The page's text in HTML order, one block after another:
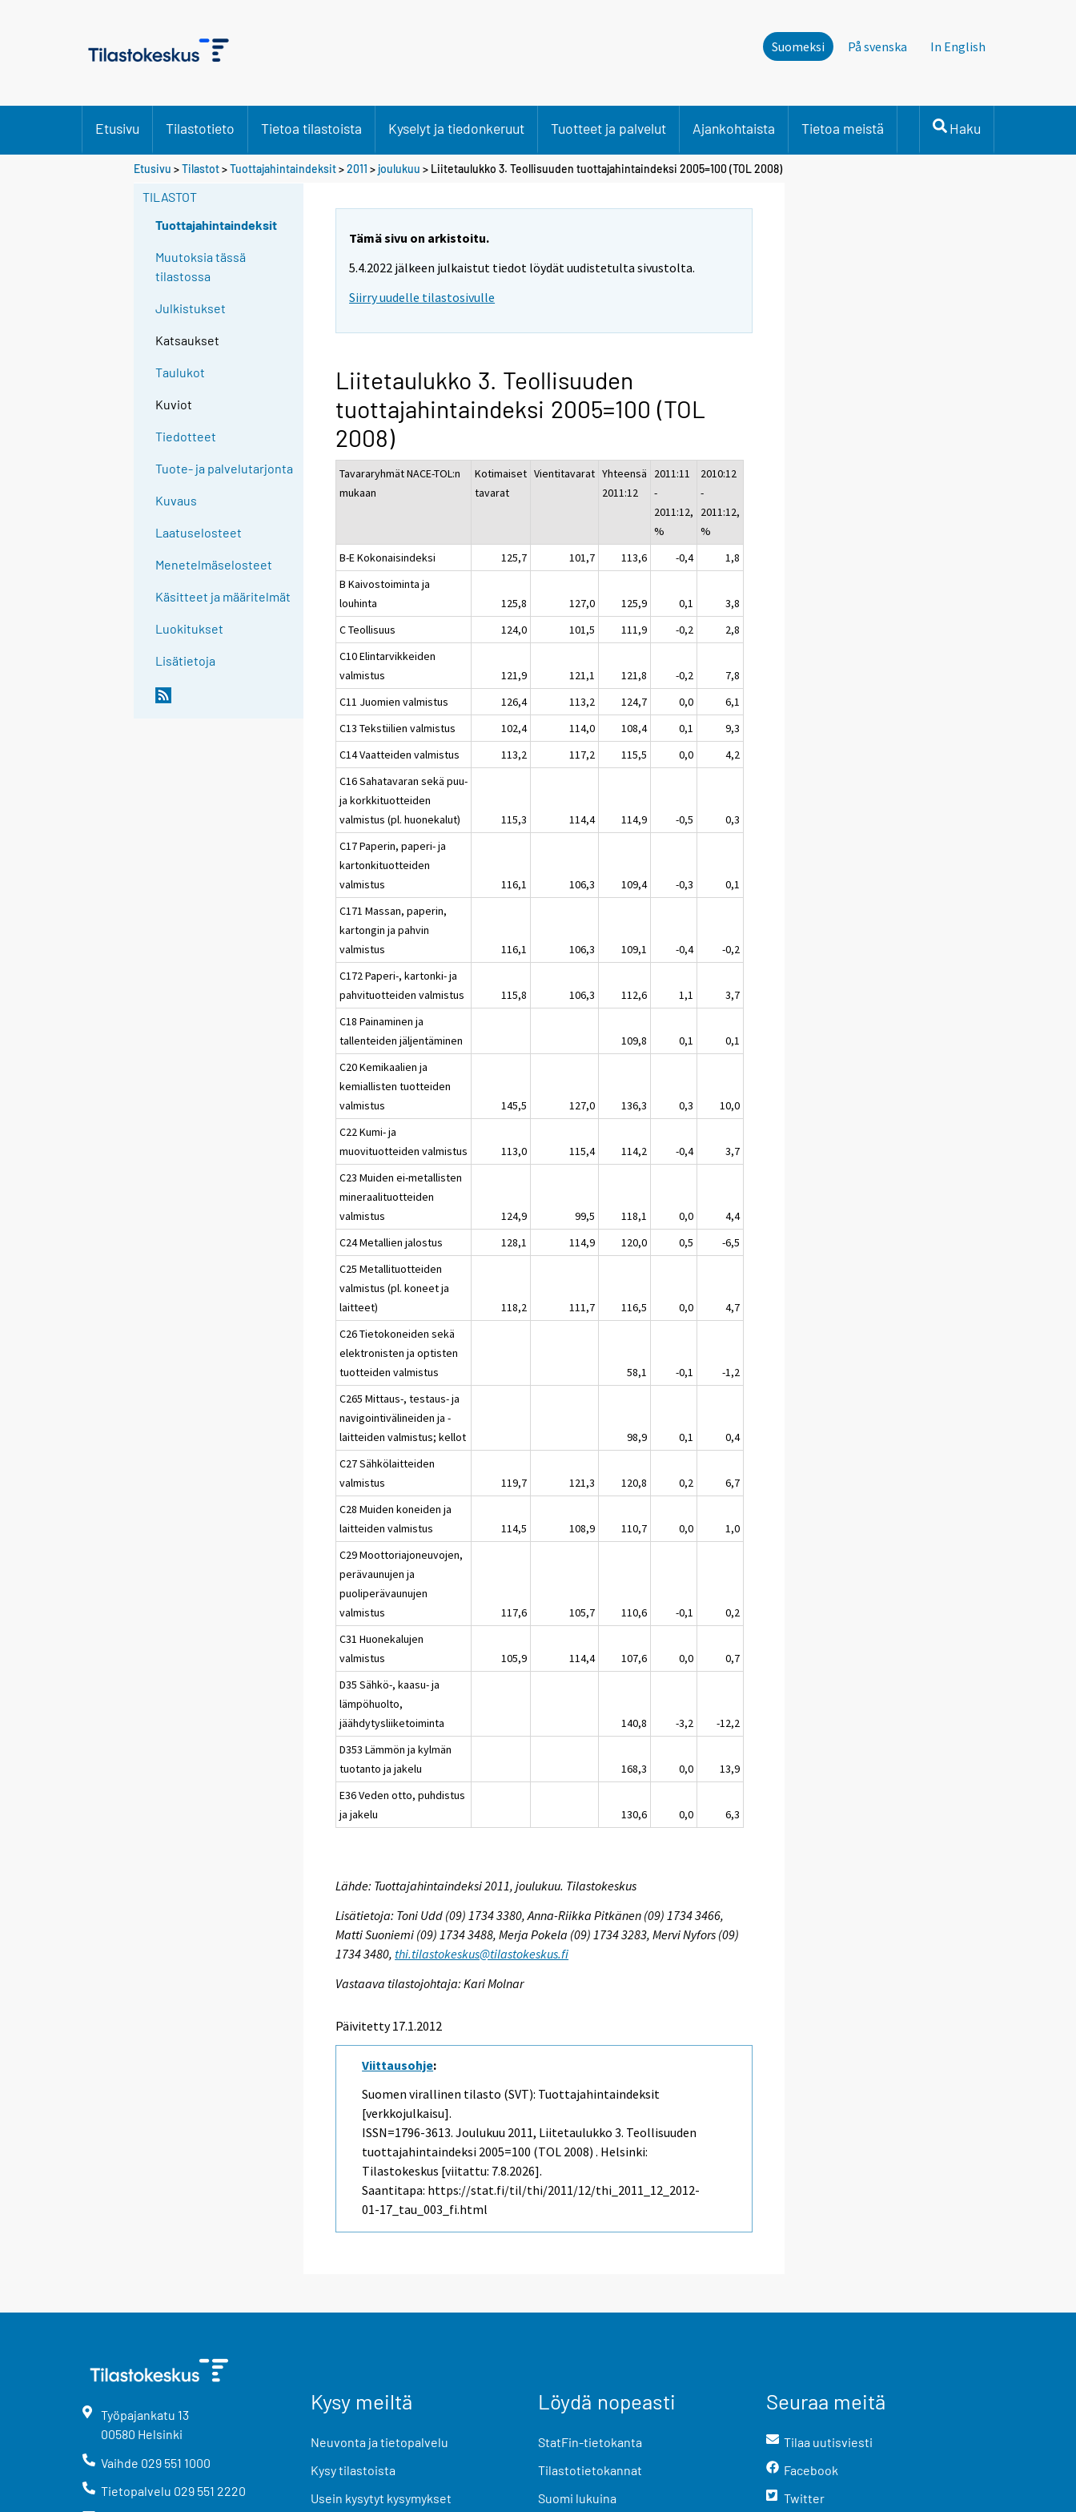
Suomeksi På svenska In English
Etusivu Tilastotieto Tietoa tilastoista Kyselyt ja tiedonkeruut Tuotteet ja palvelut Ajankohtaista Tietoa meistä Haku
Etusivu >Tilastot>Tuottajahintaindeksit>2011 > joulukuu > Liitetaulukko 3. Teollisuuden tuottajahintaindeksi 2005=100 (TOL 2008)
TILASTOT
Tuottajahintaindeksit
Muutoksia tässä
tilastossa
Julkistukset
Katsaukset
Taulukot
Kuviot
Tiedotteet
Tuote- ja palvelutarjonta
Kuvaus
Laatuselosteet
Menetelmäselosteet
Käsitteet ja määritelmät
Luokitukset
Lisätietoja
Tämä sivu on arkistoitu.
5.4.2022 jälkeen julkaistut tiedot löydät uudistetulta sivustolta.
Siirry uudelle tilastosivulle
Liitetaulukko 3. Teollisuuden
tuottajahintaindeksi 2005=100 (TOL
2008)
Tavararyhmät NACE-TOL:n
mukaan
Kotimaiset
tavarat
Vientitavarat Yhteensä
2011:12
2011:11
-
2011:12,
%
2010:12
-
2011:12,
%
B-E Kokonaisindeksi
125,7 101,7 113,6 -0,4
1,8
B Kaivostoiminta ja
louhinta
125,8 127,0 125,9 0,1
3,8
C Teollisuus
124,0 101,5 111,9 -0,2
2,8
C10 Elintarvikkeiden
valmistus
121,9 121,1 121,8 -0,2
7,8
C11 Juomien valmistus
126,4 113,2 124,7 0,0
6,1
C13 Tekstiilien valmistus
102,4 114,0 108,4 0,1
9,3
C14 Vaatteiden valmistus
113,2 117,2 115,5 0,0
4,2
C16 Sahatavaran sekä puu-
ja korkkituotteiden
valmistus (pl. huonekalut)
115,3 114,4 114,9 -0,5
0,3
C17 Paperin, paperi- ja
kartonkituotteiden
valmistus
116,1 106,3 109,4 -0,3
0,1
C171 Massan, paperin,
kartongin ja pahvin
valmistus
116,1 106,3 109,1 -0,4
-0,2
C172 Paperi-, kartonki- ja
pahvituotteiden valmistus
115,8 106,3 112,6 1,1
3,7
C18 Painaminen ja
tallenteiden jäljentäminen
109,8 0,1
0,1
C20 Kemikaalien ja
kemiallisten tuotteiden
valmistus
145,5 127,0 136,3 0,3
10,0
C22 Kumi- ja
muovituotteiden valmistus
113,0 115,4 114,2 -0,4
3,7
C23 Muiden ei-metallisten
mineraalituotteiden
valmistus
124,9 99,5 118,1 0,0
4,4
C24 Metallien jalostus
128,1 114,9 120,0 0,5
-6,5
C25 Metallituotteiden
valmistus (pl. koneet ja
laitteet)
118,2 111,7 116,5 0,0
4,7
C26 Tietokoneiden sekä
elektronisten ja optisten
tuotteiden valmistus
58,1 -0,1
-1,2
C265 Mittaus-, testaus- ja
navigointivälineiden ja -
laitteiden valmistus; kellot
98,9 0,1
0,4
C27 Sähkölaitteiden
valmistus
119,7 121,3 120,8 0,2
6,7
C28 Muiden koneiden ja
laitteiden valmistus
114,5 108,9 110,7 0,0
1,0
C29 Moottoriajoneuvojen,
perävaunujen ja
puoliperävaunujen
valmistus
117,6 105,7 110,6 -0,1
0,2
C31 Huonekalujen
valmistus
105,9 114,4 107,6 0,0
0,7
D35 Sähkö-, kaasu- ja
lämpöhuolto,
jäähdytysliiketoiminta
140,8 -3,2
-12,2
D353 Lämmön ja kylmän
tuotanto ja jakelu
168,3 0,0
13,9
E36 Veden otto, puhdistus
ja jakelu
130,6 0,0 6,3
Lähde: Tuottajahintaindeksi 2011, joulukuu. Tilastokeskus
Lisätietoja: Toni Udd (09) 1734 3380, Anna-Riikka Pitkänen (09) 1734 3466,
Matti Suoniemi (09) 1734 3488, Merja Pokela (09) 1734 3283, Mervi Nyfors (09)
1734 3480, thi.tilastokeskus@tilastokeskus.fi
Vastaava tilastojohtaja: Kari Molnar
Päivitetty 17.1.2012
Viittausohje:
Suomen virallinen tilasto (SVT): Tuottajahintaindeksit
[verkkojulkaisu].
ISSN=1796-3613.Joulukuu 2011, Liitetaulukko 3. Teollisuuden
tuottajahintaindeksi 2005=100 (TOL 2008) . Helsinki:
Tilastokeskus [viitattu: 7.8.2026].
Saantitapa: https://stat.fi/til/thi/2011/12/thi_2011_12_2012-
01-17_tau_003_fi.html
Työpajankatu 13
00580 Helsinki
Vaihde 029 551 1000
Tietopalvelu 029 551 2220
Kysy meiltä
Neuvonta ja tietopalvelu
Kysy tilastoista
Usein kysytyt kysymykset
Löydä nopeasti
StatFin-tietokanta
Tilastotietokannat
Suomi lukuina
Seuraa meitä
Tilaa uutisviesti
Facebook
Twitter